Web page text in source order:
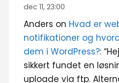
dec 11, 23:00
Anders on Hvad er
notifikationer og
dem i WordPress?: “
sikkert fundet en
uploade via ftp.